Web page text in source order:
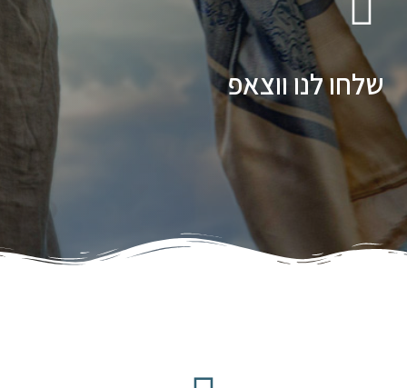
שלחו לנו ווצאפ